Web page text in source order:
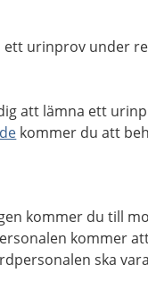
urinprov under
att lämna ett
kommer du att
kommer du till
kommer
ska